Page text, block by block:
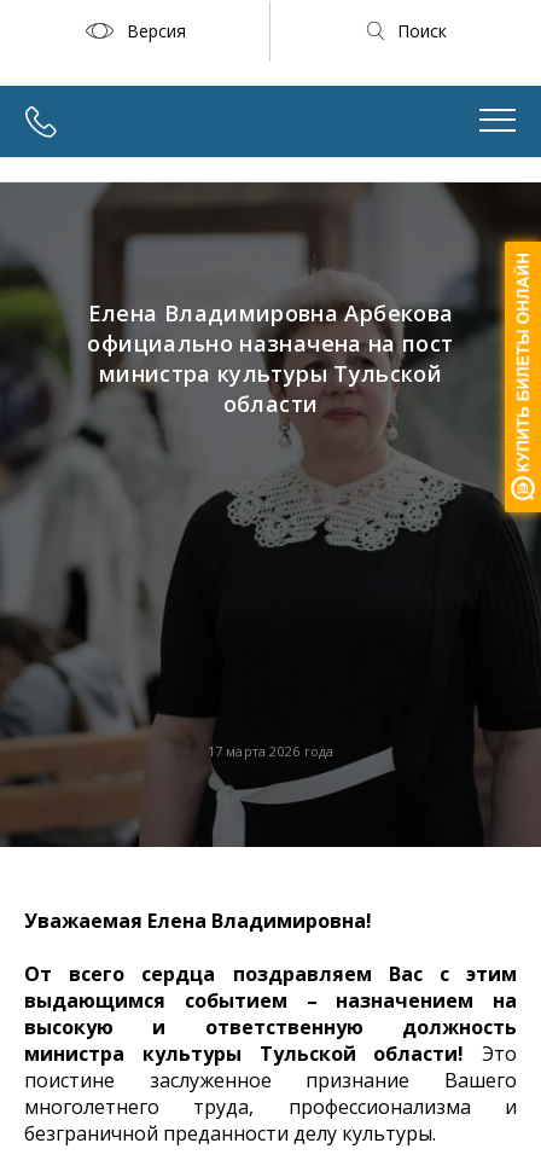
Версия Поиск
17 марта 2026 года
Елена Владимировна Арбекова
официально назначена на пост
министра культуры Тульской
области
Уважаемая Елена Владимировна!
От всего сердца поздравляем Вас с этим
выдающимся событием – назначением на
высокую и ответственную должность
министра культуры Тульской области! Это
поистине заслуженное признание Вашего
многолетнего труда, профессионализма и
безграничной преданности делу культуры.